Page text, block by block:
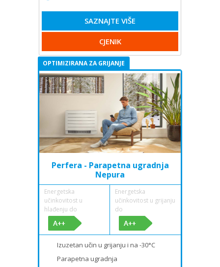
SAZNAJTE VIŠE
CJENIK
OPTIMIZIRANA ZA GRIJANJE
Perfera - Parapetna ugradnja
Nepura
Energetska
učinkovitost u
hlađenju do
Energetska
učinkovitost u grijanju
do
Izuzetan učin u grijanju i na -30°C
Parapetna ugradnja